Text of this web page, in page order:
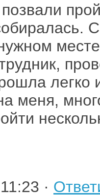
легко
меня,
·